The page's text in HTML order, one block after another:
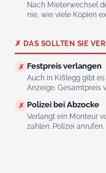
Nach Mieterwechsel
nie, wie viele Kopien
✗ DAS SOLLTEN SIE
✗ Festpreis verlangen
Auch in Kißlegg gibt
Anzeige. Gesamtpreis
✗ Polizei bei Abzocke
Verlangt ein Monteur
zahlen. Polizei anrufen.